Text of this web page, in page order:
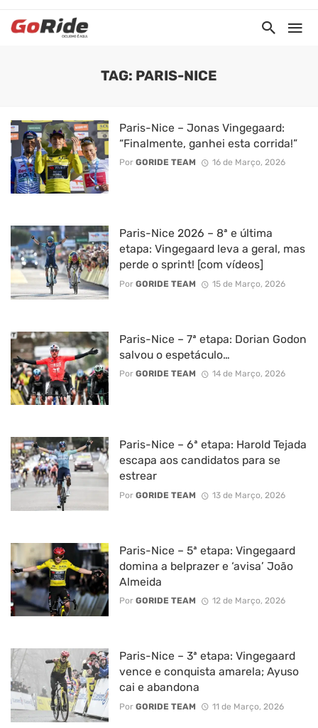
TAG: PARIS-NICE
Paris-Nice – Jonas Vingegaard:
“Finalmente, ganhei esta corrida!”
Por GORIDE TEAM 16 de Março, 2026
Paris-Nice 2026 – 8ª e última
etapa: Vingegaard leva a geral, mas
perde o sprint! [com vídeos]
Por GORIDE TEAM 15 de Março, 2026
Paris-Nice – 7ª etapa: Dorian Godon
salvou o espetáculo…
Por GORIDE TEAM 14 de Março, 2026
Paris-Nice – 6ª etapa: Harold Tejada
escapa aos candidatos para se
estrear
Por GORIDE TEAM 13 de Março, 2026
Paris-Nice – 5ª etapa: Vingegaard
domina a belprazer e ‘avisa’ João
Almeida
Por GORIDE TEAM 12 de Março, 2026
Paris-Nice – 3ª etapa: Vingegaard
vence e conquista amarela; Ayuso
cai e abandona
Por GORIDE TEAM 11 de Março, 2026